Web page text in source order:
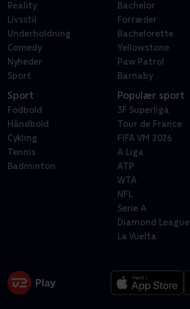
Reality
Livsstil
Underholdning
Comedy
Nyheder
Sport
Bachelor
Forræder
Bachelorette
Yellowstone
Paw Patrol
Barnaby
Sport
Fodbold
Håndbold
Cykling
Tennis
Badminton
Populær sport
3F Superliga
Tour de France
FIFA VM 2026
A Liga
ATP
WTA
NFL
Serie A
Diamond League
La Vuelta